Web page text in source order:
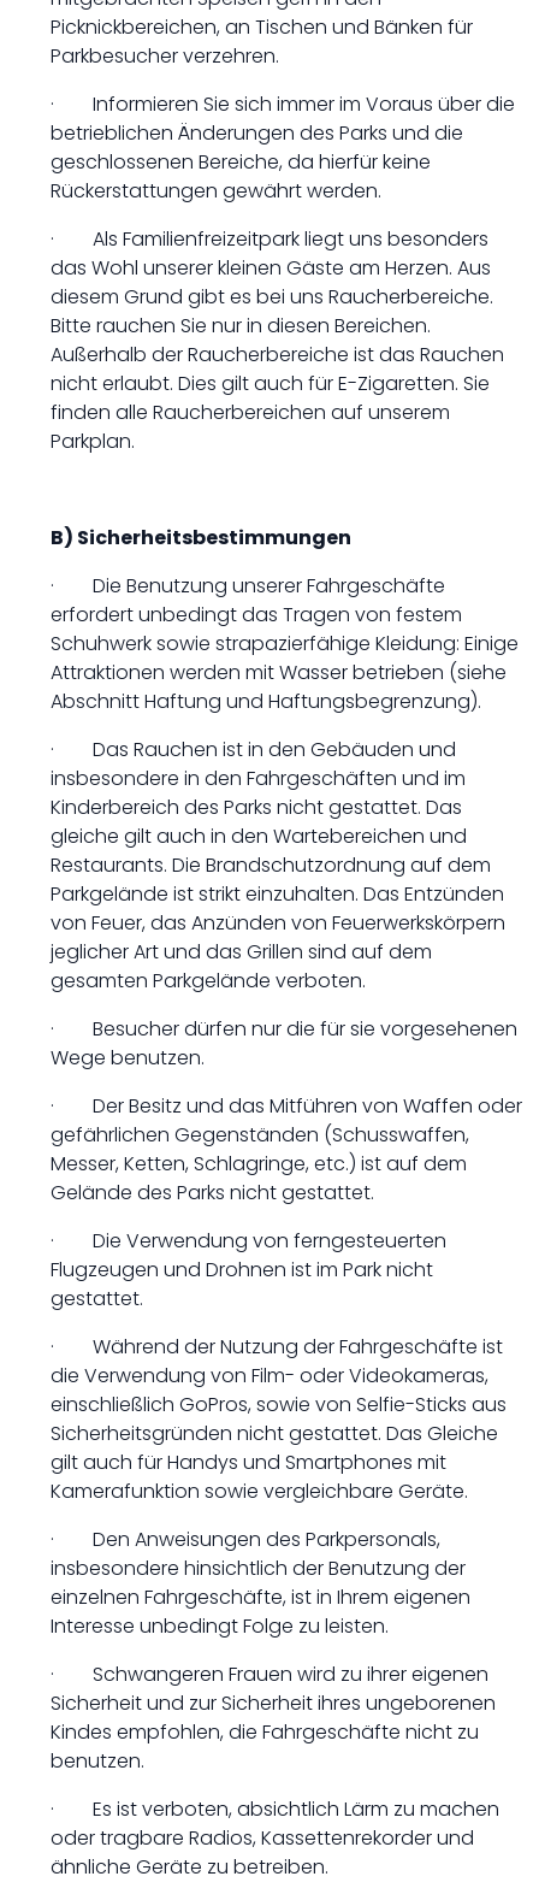
Picknickbereichen, an Tischen und Bänken für
Parkbesucher verzehren.
· Informieren Sie sich immer im Voraus über die
betrieblichen Änderungen des Parks und die
geschlossenen Bereiche, da hierfür keine
Rückerstattungen gewährt werden.
· Als Familienfreizeitpark liegt uns besonders
das Wohl unserer kleinen Gäste am Herzen. Aus
diesem Grund gibt es bei uns Raucherbereiche.
Bitte rauchen Sie nur in diesen Bereichen.
Außerhalb der Raucherbereiche ist das Rauchen
nicht erlaubt. Dies gilt auch für E-Zigaretten. Sie
finden alle Raucherbereichen auf unserem
Parkplan.
B) Sicherheitsbestimmungen
· Die Benutzung unserer Fahrgeschäfte
erfordert unbedingt das Tragen von festem
Schuhwerk sowie strapazierfähige Kleidung: Einige
Attraktionen werden mit Wasser betrieben (siehe
Abschnitt Haftung und Haftungsbegrenzung).
· Das Rauchen ist in den Gebäuden und
insbesondere in den Fahrgeschäften und im
Kinderbereich des Parks nicht gestattet. Das
gleiche gilt auch in den Wartebereichen und
Restaurants. Die Brandschutzordnung auf dem
Parkgelände ist strikt einzuhalten. Das Entzünden
von Feuer, das Anzünden von Feuerwerkskörpern
jeglicher Art und das Grillen sind auf dem
gesamten Parkgelände verboten.
· Besucher dürfen nur die für sie vorgesehenen
Wege benutzen.
· Der Besitz und das Mitführen von Waffen oder
gefährlichen Gegenständen (Schusswaffen,
Messer, Ketten, Schlagringe, etc.) ist auf dem
Gelände des Parks nicht gestattet.
· Die Verwendung von ferngesteuerten
Flugzeugen und Drohnen ist im Park nicht
gestattet.
· Während der Nutzung der Fahrgeschäfte ist
die Verwendung von Film- oder Videokameras,
einschließlich GoPros, sowie von Selfie-Sticks aus
Sicherheitsgründen nicht gestattet. Das Gleiche
gilt auch für Handys und Smartphones mit
Kamerafunktion sowie vergleichbare Geräte.
· Den Anweisungen des Parkpersonals,
insbesondere hinsichtlich der Benutzung der
einzelnen Fahrgeschäfte, ist in Ihrem eigenen
Interesse unbedingt Folge zu leisten.
· Schwangeren Frauen wird zu ihrer eigenen
Sicherheit und zur Sicherheit ihres ungeborenen
Kindes empfohlen, die Fahrgeschäfte nicht zu
benutzen.
· Es ist verboten, absichtlich Lärm zu machen
oder tragbare Radios, Kassettenrekorder und
ähnliche Geräte zu betreiben.